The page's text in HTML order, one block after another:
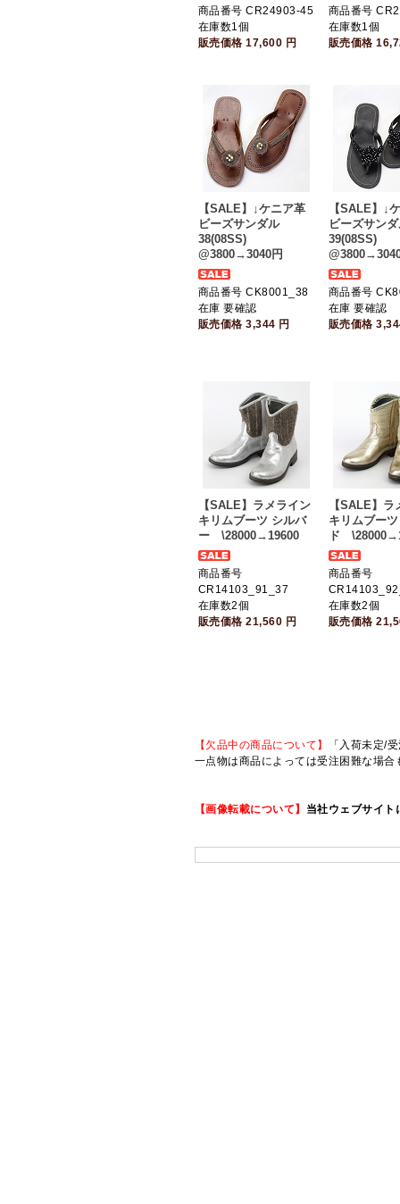
商品番号 CR24903-45
在庫数1個
販売価格17,600 円
商品番号
在庫数1個
販売価格
【SALE】↓ケニア革
ビーズサンダル
38(08SS)
@3800→3040円
商品番号 CK8001_38
在庫 要確認
販売価格3,344 円
【SALE】↓
ビーズサン
39(08SS)
商品番号
在庫 要確認
販売価格
【SALE】ラメライン
キリムブーツ シルバ
ー \28000→19600
商品番号
CR14103_91_37
在庫数2個
販売価格21,560 円
【SALE】ラ
キリムブー
ド
商品番号
在庫数2個
販売価格
【欠品中の商品について】
「入荷未定/
一点物は商品によっては受注困難な場
【画像転載について】 当社ウェブサイト